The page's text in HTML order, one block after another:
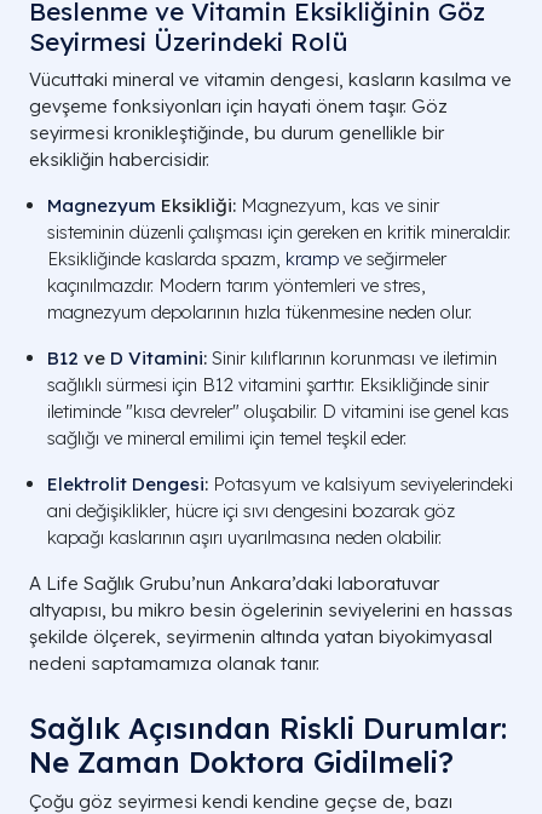
Beslenme ve Vitamin Eksikliğinin Göz
Seyirmesi Üzerindeki Rolü
Vücuttaki mineral ve vitamin dengesi, kasların kasılma ve
gevşeme fonksiyonları için hayati önem taşır. Göz
seyirmesi kronikleştiğinde, bu durum genellikle bir
eksikliğin habercisidir.
Magnezyum Eksikliği: Magnezyum, kas ve sinir
sisteminin düzenli çalışması için gereken en kritik mineraldir.
Eksikliğinde kaslarda spazm, kramp ve seğirmeler
kaçınılmazdır. Modern tarım yöntemleri ve stres,
magnezyum depolarının hızla tükenmesine neden olur.
B12 ve D Vitamini: Sinir kılıflarının korunması ve iletimin
sağlıklı sürmesi için B12 vitamini şarttır. Eksikliğinde sinir
iletiminde "kısa devreler" oluşabilir. D vitamini ise genel kas
sağlığı ve mineral emilimi için temel teşkil eder.
Elektrolit Dengesi: Potasyum ve kalsiyum seviyelerindeki
ani değişiklikler, hücre içi sıvı dengesini bozarak göz
kapağı kaslarının aşırı uyarılmasına neden olabilir.
A Life Sağlık Grubu’nun Ankara’daki laboratuvar
altyapısı, bu mikro besin ögelerinin seviyelerini en hassas
şekilde ölçerek, seyirmenin altında yatan biyokimyasal
nedeni saptamamıza olanak tanır.
Sağlık Açısından Riskli Durumlar:
Ne Zaman Doktora Gidilmeli?
Çoğu göz seyirmesi kendi kendine geçse de, bazı